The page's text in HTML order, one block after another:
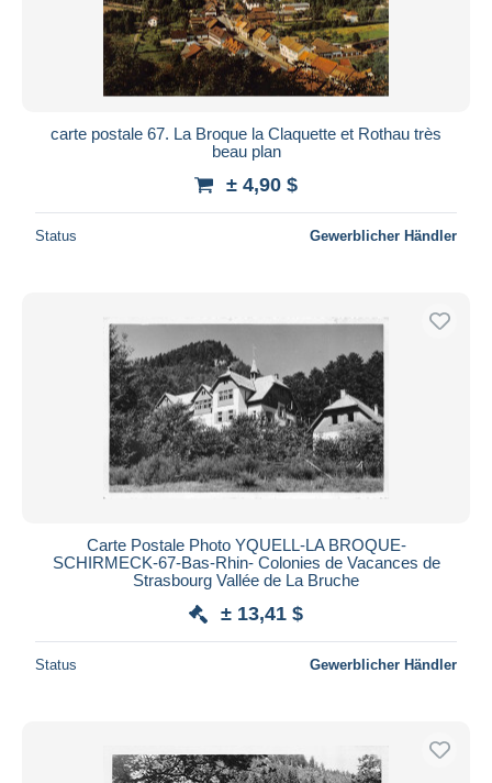
carte postale 67. La Broque la Claquette et Rothau très
beau plan
± 4,90 $
Status Gewerblicher Händler
Carte Postale Photo YQUELL-LA BROQUE-
SCHIRMECK-67-Bas-Rhin- Colonies de Vacances de
Strasbourg Vallée de La Bruche
± 13,41 $
Status Gewerblicher Händler